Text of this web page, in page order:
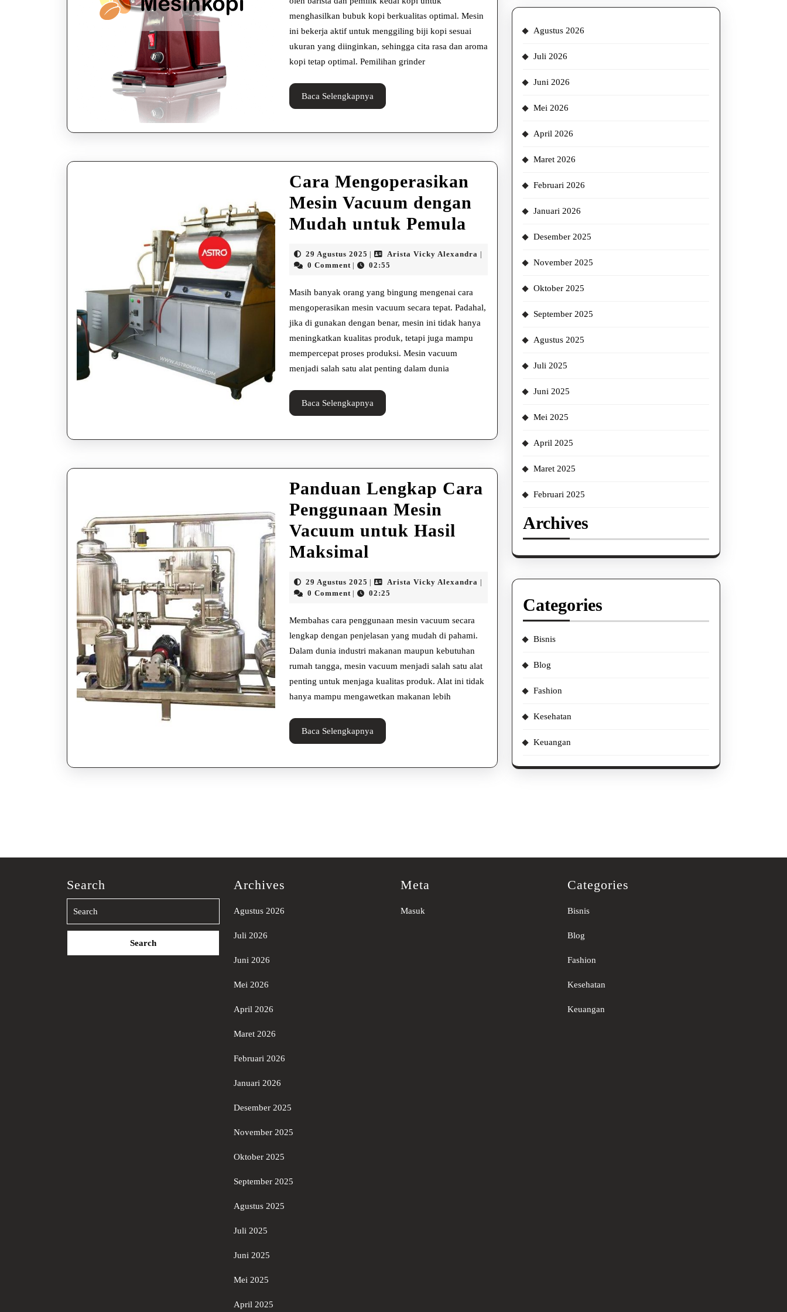
menghasilkan bubuk kopi berkualitas optimal. Mesin
ini bekerja aktif untuk menggiling biji kopi sesuai
ukuran yang diinginkan, sehingga cita rasa dan aroma
kopi tetap optimal. Pemilihan grinder
Baca Selengkapnya
Selengkapnya
Cara Mengoperasikan
Mesin Vacuum dengan
Mudah untuk Pemula
Mengoperasikan
Mesin
Vacuum
dengan
Mudah
untuk
Pemula
29 Agustus 2025 29
Agustus
Arista Vicky Alexandra Arista
0 Comment 02:55
Masih banyak orang yang bingung mengenai cara
mengoperasikan mesin vacuum secara tepat. Padahal,
jika di gunakan dengan benar, mesin ini tidak hanya
meningkatkan kualitas produk, tetapi juga mampu
mempercepat proses produksi. Mesin vacuum
menjadi salah satu alat penting dalam dunia
Baca Selengkapnya
Selengkapnya
Panduan Lengkap Cara
Penggunaan Mesin
Vacuum untuk Hasil
Maksimal
Cara
Penggunaan
Mesin
Vacuum
untuk
Hasil
Maksimal
29 Agustus 2025 29
Agustus
Arista Vicky Alexandra Arista
0 Comment 02:25
Membahas cara penggunaan mesin vacuum secara
lengkap dengan penjelasan yang mudah di pahami.
Dalam dunia industri makanan maupun kebutuhan
rumah tangga, mesin vacuum menjadi salah satu alat
penting untuk menjaga kualitas produk. Alat ini tidak
hanya mampu mengawetkan makanan lebih
Baca Selengkapnya
Selengkapnya
Agustus 2026
Juli 2026
Juni 2026
Mei 2026
April 2026
Maret 2026
Februari 2026
Januari 2026
Desember 2025
November 2025
Oktober 2025
September 2025
Agustus 2025
Juli 2025
Juni 2025
Mei 2025
April 2025
Maret 2025
Februari 2025
Archives
Categories
Bisnis
Blog
Fashion
Kesehatan
Keuangan
Search
Search
Archives
Agustus 2026
Juli 2026
Juni 2026
Mei 2026
April 2026
Maret 2026
Februari 2026
Januari 2026
Desember 2025
November 2025
Oktober 2025
September 2025
Agustus 2025
Juli 2025
Juni 2025
Mei 2025
April 2025
Meta
Masuk
Categories
Bisnis
Blog
Fashion
Kesehatan
Keuangan